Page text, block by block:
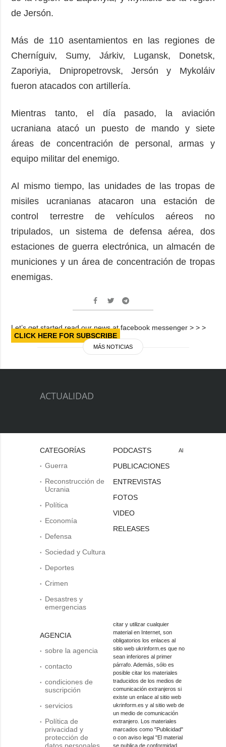
de Jersón.
Más de 110 asentamientos en las regiones de
Cherníguiv, Sumy, Járkiv, Lugansk, Donetsk,
Zaporiyia, Dnipropetrovsk, Jersón y Mykoláiv
fueron atacados con artillería.
Mientras tanto, el día pasado, la aviación
ucraniana atacó un puesto de mando y siete
áreas de concentración de personal, armas y
equipo militar del enemigo.
Al mismo tiempo, las unidades de las tropas de
misiles ucranianas atacaron una estación de
control terrestre de vehículos aéreos no
tripulados, un sistema de defensa aérea, dos
estaciones de guerra electrónica, un almacén de
municiones y un área de concentración de tropas
enemigas.
Let’s get started read our news at facebook messenger > > >
CLICK HERE FOR SUBSCRIBE
MÁS NOTICIAS
ACTUALIDAD
CATEGORÍAS
Guerra
Reconstrucción de
Ucrania
Política
Economía
Defensa
Sociedad y Cultura
Deportes
Crimen
Desastres y
emergencias
AGENCIA
sobre la agencia
contacto
condiciones de
suscripción
servicios
Política de
privacidad y
protección de
datos personales
PODCASTS
PUBLICACIONES
ENTREVISTAS
FOTOS
VIDEO
RELEASES
Al
citar y utilizar cualquier
material en Internet, son
obligatorios los enlaces al
sitio web ukrinform.es que no
sean inferiores al primer
párrafo. Además, sólo es
posible citar los materiales
traducidos de los medios de
comunicación extranjeros si
existe un enlace al sitio web
ukrinform.es y al sitio web de
un medio de comunicación
extranjero. Los materiales
marcados como "Publicidad"
o con aviso legal "El material
se publica de conformidad